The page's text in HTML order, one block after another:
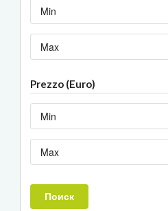
Min
Max
Prezzo (Euro)
Min
Max
Поиск